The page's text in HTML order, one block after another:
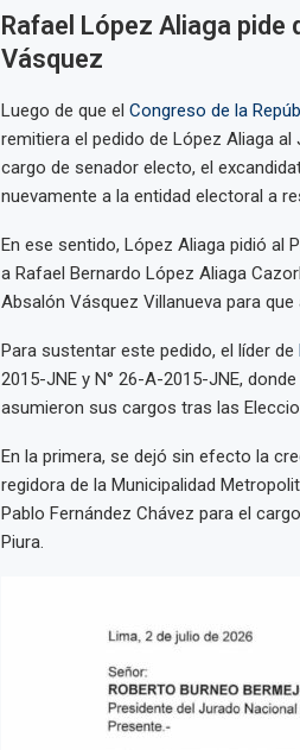
Rafael López Aliaga
Vásquez
Luego de que el Congreso de la
remitiera el pedido de López Aliaga al
cargo de senador electo, el
nuevamente a la entidad electoral a
En ese sentido, López Aliaga pidió al
a Rafael Bernardo López Aliaga
Absalón Vásquez Villanueva para
Para sustentar este pedido, el líder de
2015-JNE y N° 26-A-2015-JNE,
asumieron sus cargos tras las
En la primera, se dejó sin efecto la
regidora de la Municipalidad
Pablo Fernández Chávez para el
Piura.